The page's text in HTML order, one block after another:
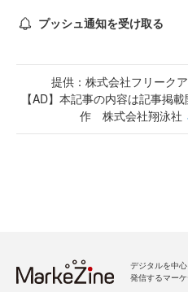
プッシュ通知を受け取る
提供：株式会社フリーク
【AD】本記事の内容は記事掲
作 株式会社翔泳社
デジタルを中
発信するマー